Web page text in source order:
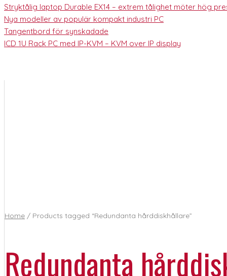
Stryktålig laptop Durable EX14 – extrem tålighet möter hög
Nya modeller av populär kompakt industri PC
Tangentbord för synskadade
ICD 1U Rack PC med IP-KVM – KVM over IP display
Home / Products tagged “Redundanta hårddiskhållare”
Redundanta